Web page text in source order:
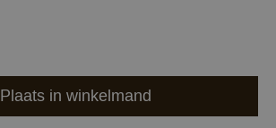
Plaats in winkelmand